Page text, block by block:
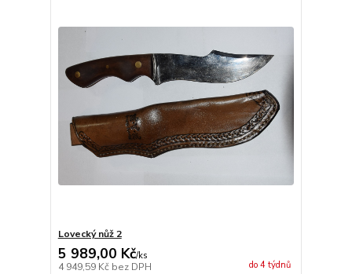
Lovecký nůž 2
5 989,00 Kč/ks
4 949,59 Kč bez DPH do 4 týdnů